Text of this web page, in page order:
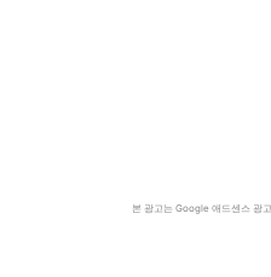
본 광고는 Google 애드센스 광